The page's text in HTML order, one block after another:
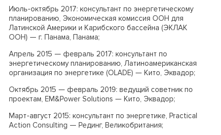
Июль-октябрь 2017: консультант по энергетическому
планированию, Экономическая комиссия ООН для
Латинской Америки и Карибского бассейна (ЭКЛАК
ООН) — г. Панама, Панама;
Апрель 2015 — февраль 2017: консультант по
энергетическому планированию, Латиноамериканская
организация по энергетике (OLADE) — Кито, Эквадор;
Октябрь 2015 — февраль 2019: ведущий советник по
проектам, EM&Power Solutions — Кито, Эквадор;
Март-август 2015: консультант по энергетике, Practical
Action Consulting — Рединг, Великобритания;